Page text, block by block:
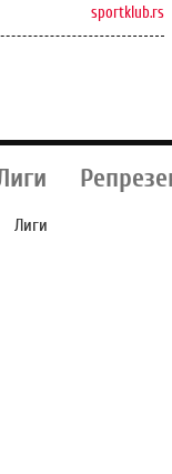
sportklub.rs
Лиги